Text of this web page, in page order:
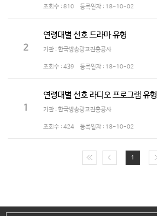
조회수 : 810 등록일자 : 18-10-02
2
연령대별 선호 드라마 유형
기관 : 한국방송광고진흥공사
조회수 : 439 등록일자 : 18-10-02
1
연령대별 선호 라디오 프로그램 유형
기관 : 한국방송광고진흥공사
조회수 : 424 등록일자 : 18-10-02
1